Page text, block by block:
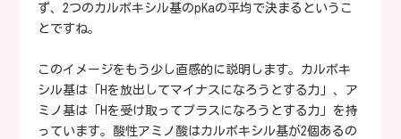
ず、2つのカルボキシル基のpKaの平均で決まるというこ
とですね。
このイメージをもう少し直感的に説明します。カルボキ
シル基は「Hを放出してマイナスになろうとする力」、ア
ミノ基は「Hを受け取ってプラスになろうとする力」を持
っています。酸性アミノ酸はカルボキシル基が2個あるの